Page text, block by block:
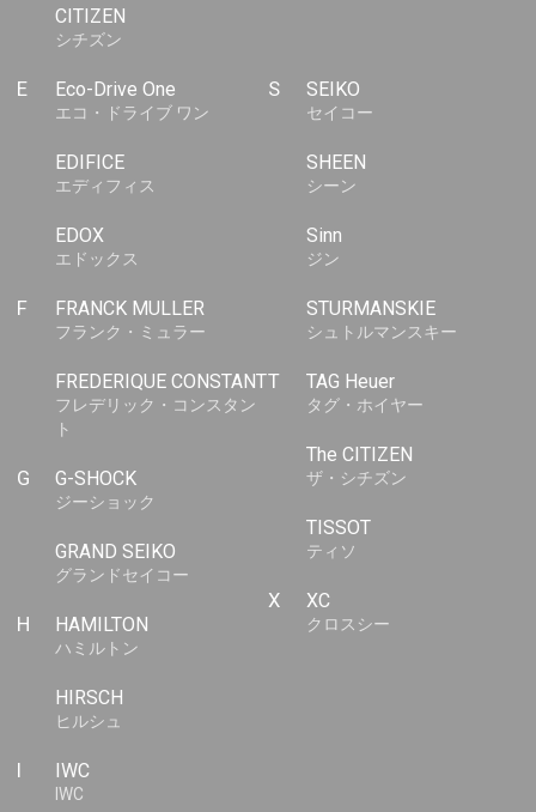
CITIZEN
シチズン
E Eco-Drive One
エコ・ドライブ ワン
EDIFICE
エディフィス
EDOX
エドックス
F FRANCK MULLER
フランク・ミュラー
FREDERIQUE CONSTANT
フレデリック・コンスタン
ト
G G-SHOCK
ジーショック
GRAND SEIKO
グランドセイコー
H HAMILTON
ハミルトン
HIRSCH
ヒルシュ
I IWC
IWC
S SEIKO
セイコー
SHEEN
シーン
Sinn
ジン
STURMANSKIE
シュトルマンスキー
T TAG Heuer
タグ・ホイヤー
The CITIZEN
ザ・シチズン
TISSOT
ティソ
X XC
クロスシー